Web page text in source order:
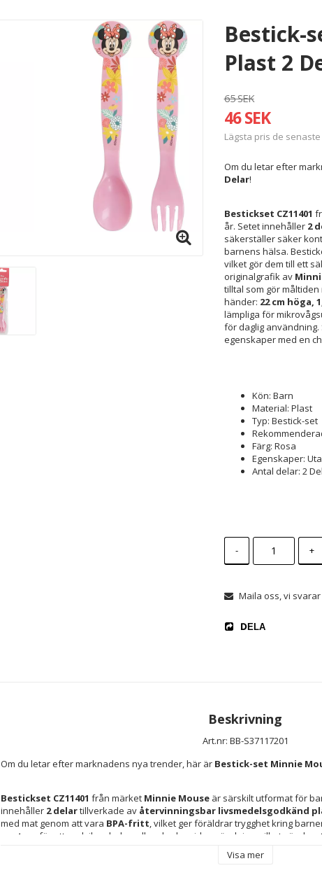
Bestick-
Plast 2
65 SEK
46 SEK
Lägsta pris de
Om du letar efter
Delar!
Bestickset CZ11401
år. Setet innehåller 2
säkerställer säker
barnens hälsa.
vilket gör dem till ett
originalgrafik av
tilltal som gör
händer: 22 cm höga,
lämpliga för
för daglig
egenskaper med en
Kön: Barn
Material: Plast
Typ: Bestick-set
Färg: Rosa
Egenskaper:
Antal delar: 2
- +
Maila oss, vi
DELA
Beskrivning
Art.nr: BB-S37117201
Om du letar efter marknadens nya trender, här är Bestick-set Minnie
Bestickset CZ11401 från märket Minnie Mouse är särskilt utformat för
innehåller 2 delar tillverkade av återvinningsbar livsmedelsgodkänd
med mat genom att vara BPA-fritt, vilket ger föräldrar trygghet kring
spetsar
för att undvika olyckor eller skador vid användning, vilket gör dem
set funktionalitet och visuellt tilltal som gör måltiden roligare för barnen.
Visa mer